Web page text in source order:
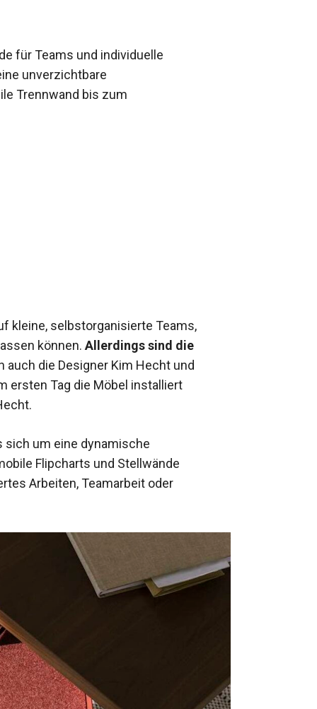
für Teams und individuelle
unverzichtbare
Trennwand bis zum
kleine, selbstorganisierte Teams,
können. Allerdings sind die
auch die Designer Kim Hecht und
ersten Tag die Möbel installiert
sich um eine dynamische
Flipcharts und Stellwände
Arbeiten, Teamarbeit oder